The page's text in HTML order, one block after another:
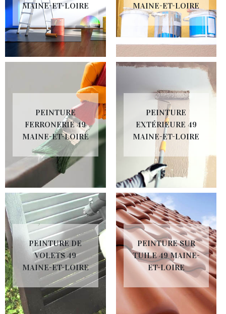
MAINE-ET-LOIRE
MAINE-ET-LOIRE
PEINTURE
FERRONERIE 49
MAINE-ET-LOIRE
PEINTURE
EXTÉRIEURE 49
MAINE-ET-LOIRE
PEINTURE DE
VOLETS 49
MAINE-ET-LOIRE
PEINTURE SUR
TUILE 49 MAINE-
ET-LOIRE